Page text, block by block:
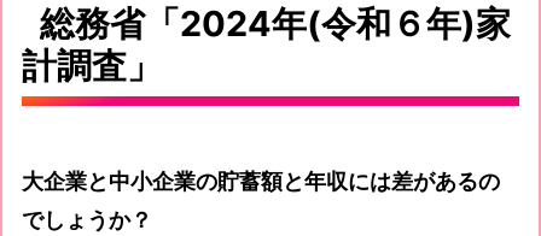
総務省「2024年(令和６年)家
計調査」
大企業と中小企業の貯蓄額と年収には差があるの
でしょうか？